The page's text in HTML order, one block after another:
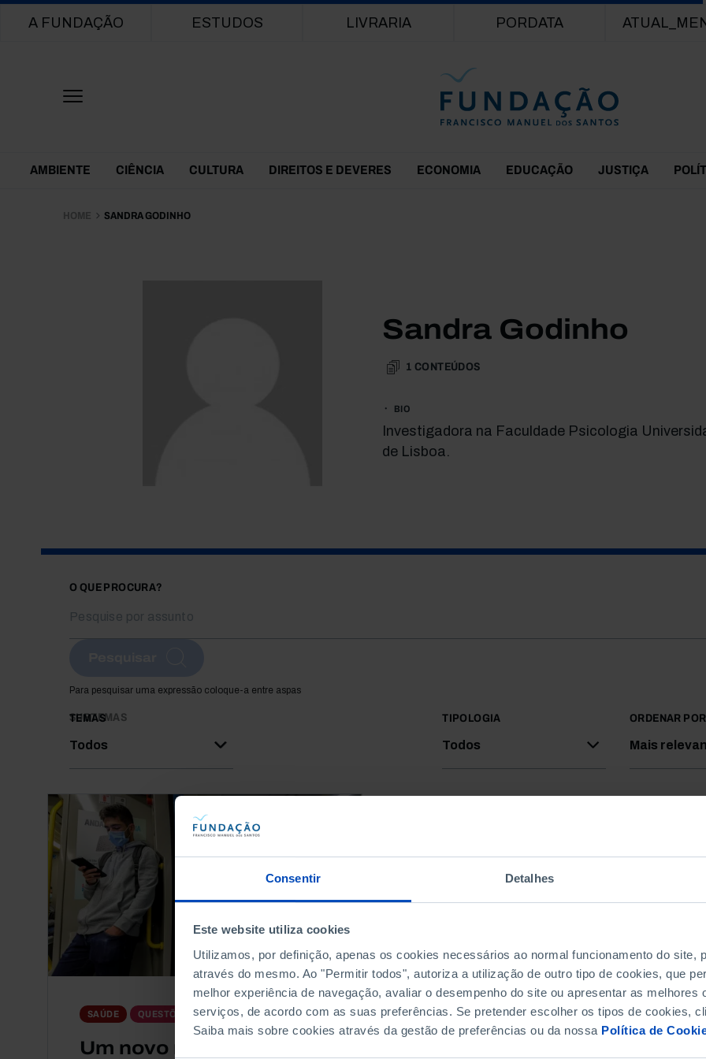
Consentir Detalhes
Este website utiliza cookies
Utilizamos, por definição, apenas os cookies necessários ao normal funcionamento do site,
através do mesmo. Ao "Permitir todos", autoriza a utilização de outro tipo de cookies, que
melhor experiência de navegação, avaliar o desempenho do site ou apresentar as melhores
serviços, de acordo com as suas preferências. Se pretender escolher os tipos de cookies,
Saiba mais sobre cookies através da gestão de preferências ou da nossa Política de
Main navigation
A FUNDAÇÃO ESTUDOS LIVRARIA PORDATA
Themes Menu
AMBIENTE CIÊNCIA CULTURA DIREITOS E DEVERES ECONOMIA EDUCAÇÃO JUSTIÇA
HOME SANDRA GODINHO
Sandra Godinho
1 CONTEÚDOS
BIO
Investigadora na Faculdade Psicologia
de Lisboa.
O QUE PROCURA?
Para pesquisar uma expressão coloque-a entre aspas
TEMAS
Todos
SUBTEMAS TIPOLOGIA
Todos
ORDENAR POR
Mais
SAÚDE QUESTÕES SOCIAIS ESTUDO
Um novo normal?